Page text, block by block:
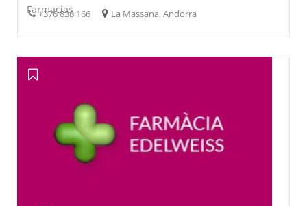
Farmacias
+376 838 166 La Massana, Andorra